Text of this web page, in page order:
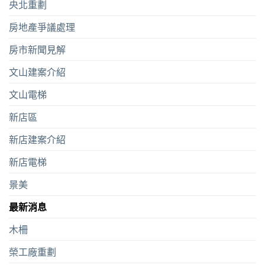
央北重劃
房地產爭議處理
房市新聞見解
文山建案介紹
文山電梯
新店區
新店建案介紹
新店電梯
景美
最新消息
木柵
榮工廠重劃